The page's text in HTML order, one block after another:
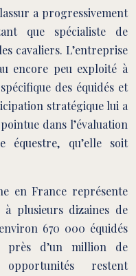
a progressivement
que spécialiste de
cavaliers. L’entreprise
encore peu exploité à
des équidés et
stratégique lui a
dans l’évaluation
qu’elle soit
en France représente
à plusieurs dizaines de
670 000 équidés
d’un million de
restent